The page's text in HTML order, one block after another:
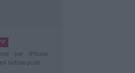
per iPhone,
notizie push